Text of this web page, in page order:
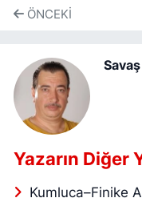
ÖNCEKI
Yazarın Diğer
Kumluca–Finike